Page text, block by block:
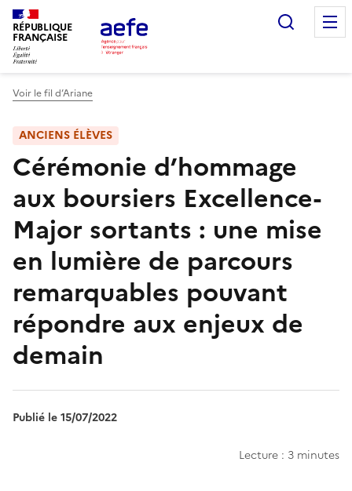
Aller
au
contenu
principal
RÉPUBLIQUE
FRANÇAISE
Voir le fil d’Ariane
ANCIENS ÉLÈVES
Cérémonie d’hommage
aux boursiers Excellence-
Major sortants : une mise
en lumière de parcours
remarquables pouvant
répondre aux enjeux de
demain
Publié le 15/07/2022
Lecture : 3 minutes